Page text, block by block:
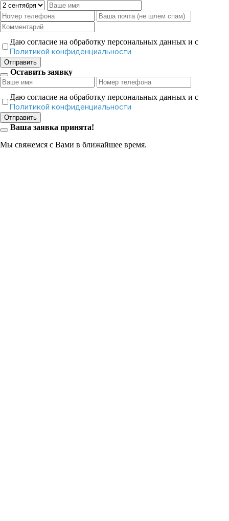
Даю согласие на обработку персональных данных и с
Политикой конфиденциальности
Отправить
Оставить заявку
Даю согласие на обработку персональных данных и с
Политикой конфиденциальности
Отправить
Ваша заявка принята!
Мы свяжемся с Вами в ближайшее время.